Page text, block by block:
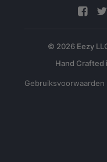
© 2026 Eezy
Gebruiksvoorwaarden